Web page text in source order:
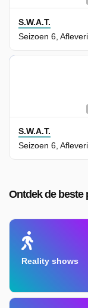
S.W.A.T.
S.W.A.T.
Ontdek de beste
Reality shows